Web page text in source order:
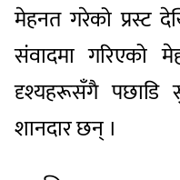
मेहनत गरेको प्रस्ट
संवादमा गरिएको
दृश्यहरूसँगै पछाडि
शानदार छन् ।